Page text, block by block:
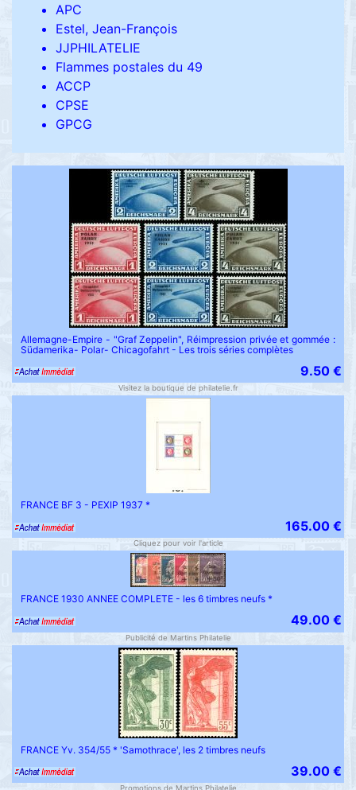
APC
Estel, Jean-François
JJPHILATELIE
Flammes postales du 49
ACCP
CPSE
GPCG
Allemagne-Empire - "Graf Zeppelin", Réimpression privée et gommée :
Südamerika- Polar- Chicagofahrt - Les trois séries complètes
9.50 €
Visitez la boutique de philatelie.fr
FRANCE BF 3 - PEXIP 1937 *
165.00 €
Cliquez pour voir l'article
FRANCE 1930 ANNEE COMPLETE - les 6 timbres neufs *
49.00 €
Publicité de Martins Philatelie
FRANCE Yv. 354/55 * 'Samothrace', les 2 timbres neufs
39.00 €
Promotions de Martins Philatelie